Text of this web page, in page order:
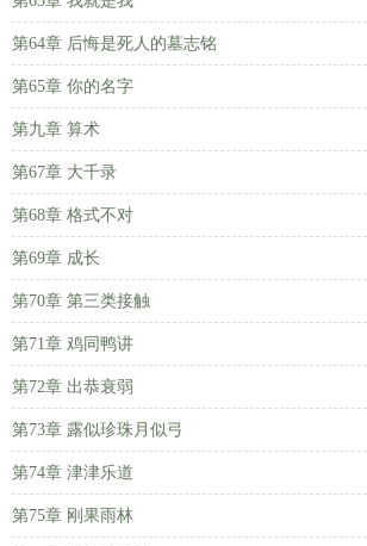
第64章 后悔是死人的墓志铭
第65章 你的名字
第九章 算术
第67章 大千录
第68章 格式不对
第69章 成长
第70章 第三类接触
第71章 鸡同鸭讲
第72章 出恭衰弱
第73章 露似珍珠月似弓
第74章 津津乐道
第75章 刚果雨林